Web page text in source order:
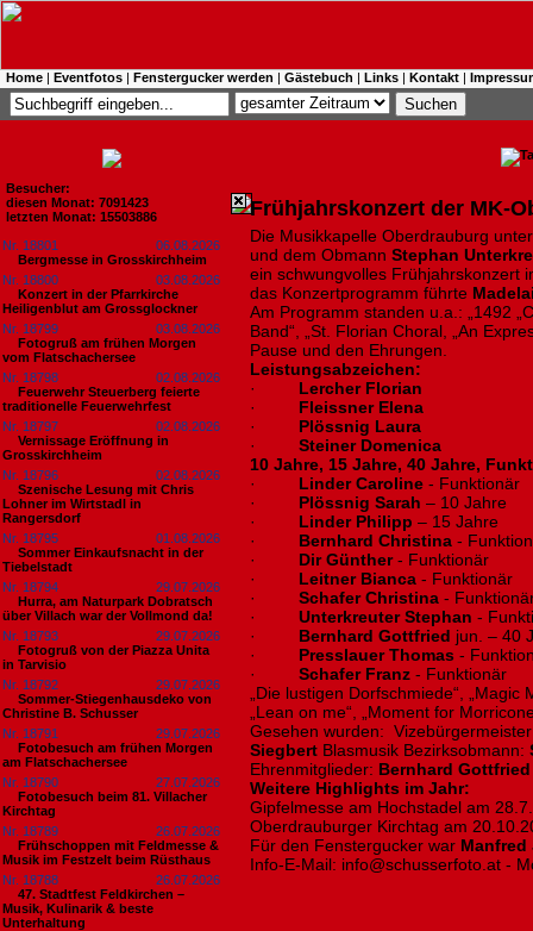
Home | Eventfotos | Fenstergucker werden | Gästebuch | Links | Kontakt |
Besucher:
diesen Monat: 7091423
letzten Monat: 15503886
Nr. 18801
06.08.2026
Bergmesse in Grosskirchheim
Nr. 18800
03.08.2026
Konzert in der Pfarrkirche
Heiligenblut am Grossglockner
Nr. 18799
03.08.2026
Fotogruß am frühen Morgen
vom Flatschachersee
Nr. 18798
02.08.2026
Feuerwehr Steuerberg feierte
traditionelle Feuerwehrfest
Nr. 18797
02.08.2026
Vernissage Eröffnung in
Grosskirchheim
Nr. 18796
02.08.2026
Szenische Lesung mit Chris
Lohner im Wirtstadl in
Rangersdorf
Nr. 18795
01.08.2026
Sommer Einkaufsnacht in der
Tiebelstadt
Nr. 18794
29.07.2026
Hurra, am Naturpark Dobratsch
über Villach war der Vollmond da!
Nr. 18793
29.07.2026
Fotogruß von der Piazza Unita
in Tarvisio
Nr. 18792
29.07.2026
Sommer-Stiegenhausdeko von
Christine B. Schusser
Nr. 18791
29.07.2026
Fotobesuch am frühen Morgen
am Flatschachersee
Nr. 18790
27.07.2026
Fotobesuch beim 81. Villacher
Kirchtag
Nr. 18789
26.07.2026
Frühschoppen mit Feldmesse &
Musik im Festzelt beim Rüsthaus
Nr. 18788
26.07.2026
47. Stadtfest Feldkirchen –
Musik, Kulinarik & beste
Unterhaltung
Frühjahrskonzert der MK-
Die Musikkapelle Oberdrauburg
und dem Obmann Stephan
ein schwungvolles Frühjahrskonzert
das Konzertprogramm führte
Am Programm standen u.a.: „1492
Band“, „St. Florian Choral, „An
Pause und den Ehrungen.
Leistungsabzeichen:
· Lercher Florian
· Fleissner Elena
· Plössnig Laura
· Steiner Domenica
10 Jahre, 15 Jahre, 40 Jahre,
· Linder Caroline - Funktionär
· Plössnig Sarah – 10 Jahre
· Linder Philipp – 15 Jahre
· Bernhard Christina -
· Dir Günther- Funktionär
· Leitner Bianca - Funktionär
· Schafer Christina -
· Unterkreuter Stephan -
· Bernhard Gottfried jun. – 40
· Presslauer Thomas -
· Schafer Franz - Funktionär
„Die lustigen Dorfschmiede“,
„Lean on me“, „Moment for
Gesehen wurden:
Siegbert Blasmusik Bezirksobmann:
Ehrenmitglieder: Bernhard
Weitere Highlights im Jahr:
Gipfelmesse am Hochstadel am
Oberdrauburger Kirchtag am
Für den Fenstergucker war
Info-E-Mail: info@schusserfoto.at -